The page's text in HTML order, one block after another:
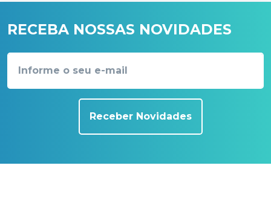
RECEBA NOSSAS NOVIDADES
Receber Novidades